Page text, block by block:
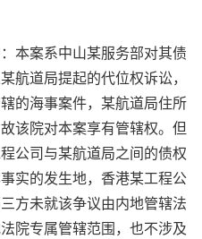
案系中山某服务部对其债
航道局提起的代位权诉讼，
的海事案件，某航道局住所
该院对本案享有管辖权。但
公司与某航道局之间的债权
实的发生地，香港某工程公
方未就该争议由内地管辖法
院专属管辖范围，也不涉及